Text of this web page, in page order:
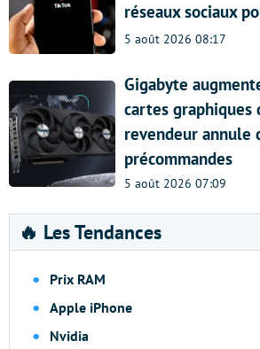
réseaux sociaux
5 août 2026 08:17
Gigabyte
cartes graphiques
revendeur annule
précommandes
5 août 2026 07:09
🔥 Les Tendances
Prix RAM
Apple iPhone
Nvidia